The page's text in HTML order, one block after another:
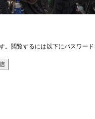
閲覧するには以下にパスワード